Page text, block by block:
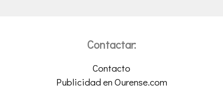
Contactar:
Contacto
Publicidad en Ourense.com